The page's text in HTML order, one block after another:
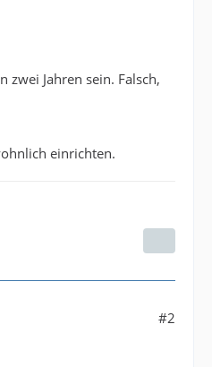
Jahren sein. Falsch,
einrichten.
#2